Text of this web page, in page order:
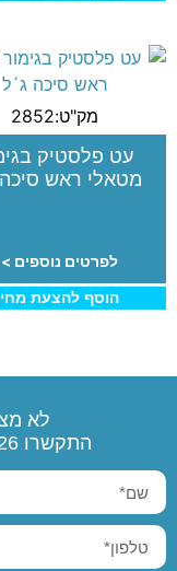
מק"ט:2852
עט פלסטיק
מטאלי ראש
לפרטים נוספים
הוסף להצעת
לא
התקשרו